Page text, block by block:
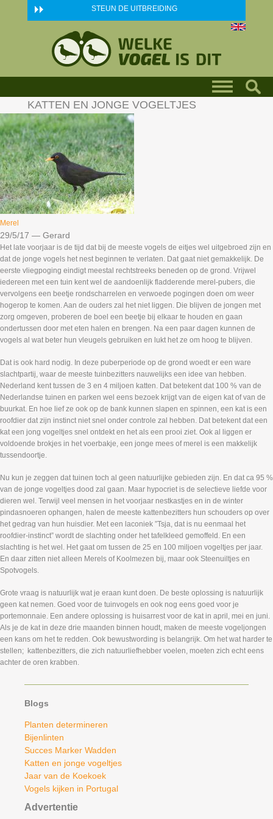
Skip to main content STEUN DE UITBREIDING
KATTEN EN JONGE VOGELTJES
Merel
29/5/17 — Gerard
Het late voorjaar is de tijd dat bij de meeste vogels de eitjes wel uitgebroed zijn en
dat de jonge vogels het nest beginnen te verlaten. Dat gaat niet gemakkelijk. De
eerste vliegpoging eindigt meestal rechtstreeks beneden op de grond. Vrijwel
iedereen met een tuin kent wel de aandoenlijk fladderende merel-pubers, die
vervolgens een beetje rondscharrelen en verwoede pogingen doen om weer
hogerop te komen. Aan de ouders zal het niet liggen. Die blijven de jongen met
zorg omgeven, proberen de boel een beetje bij elkaar te houden en gaan
ondertussen door met eten halen en brengen. Na een paar dagen kunnen de
vogels al wat beter hun vleugels gebruiken en lukt het ze om hoog te blijven.
Dat is ook hard nodig. In deze puberperiode op de grond woedt er een ware
slachtpartij, waar de meeste tuinbezitters nauwelijks een idee van hebben.
Nederland kent tussen de 3 en 4 miljoen katten. Dat betekent dat 100 % van de
Nederlandse tuinen en parken wel eens bezoek krijgt van de eigen kat of van de
buurkat. En hoe lief ze ook op de bank kunnen slapen en spinnen, een kat is een
roofdier dat zijn instinct niet snel onder controle zal hebben. Dat betekent dat een
kat een jong vogeltjes snel ontdekt en het als een prooi ziet. Ook al liggen er
voldoende brokjes in het voerbakje, een jonge mees of merel is een makkelijk
tussendoortje.
Nu kun je zeggen dat tuinen toch al geen natuurlijke gebieden zijn. En dat ca 95 %
van de jonge vogeltjes dood zal gaan. Maar hypocriet is de selectieve liefde voor
dieren wel. Terwijl veel mensen in het voorjaar nestkastjes en in de winter
pindasnoeren ophangen, halen de meeste kattenbezitters hun schouders op over
het gedrag van hun huisdier. Met een laconiek ”Tsja, dat is nu eenmaal het
roofdier-instinct” wordt de slachting onder het tafelkleed gemoffeld. En een
slachting is het wel. Het gaat om tussen de 25 en 100 miljoen vogeltjes per jaar.
En daar zitten niet alleen Merels of Koolmezen bij, maar ook Steenuiltjes en
Spotvogels.
Grote vraag is natuurlijk wat je eraan kunt doen. De beste oplossing is natuurlijk
geen kat nemen. Goed voor de tuinvogels en ook nog eens goed voor je
portemonnaie. Een andere oplossing is huisarrest voor de kat in april, mei en juni.
Als je de kat in deze drie maanden binnen houdt, maken de meeste vogeljongen
een kans om het te redden. Ook bewustwording is belangrijk. Om het wat harder te
stellen; kattenbezitters, die zich natuurliefhebber voelen, moeten zich echt eens
achter de oren krabben.
Blogs
Planten determineren
Bijenlinten
Succes Marker Wadden
Katten en jonge vogeltjes
Jaar van de Koekoek
Vogels kijken in Portugal
Advertentie